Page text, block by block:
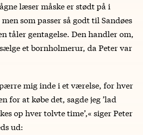
læser måske er stødt på i
som passer så godt til Sandøes
tåler gentagelse. Den handler om,
et bornholmerur, da Peter var
mig inde i et værelse, for hver
for at købe det, sagde jeg ’lad
op hver tolvte time’,« siger Peter
ud: